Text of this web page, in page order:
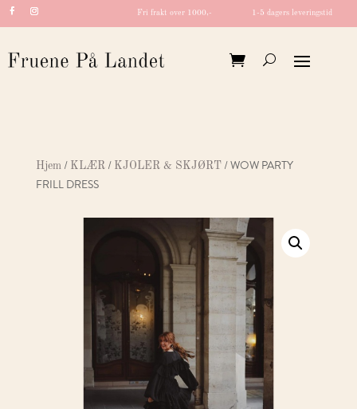
Fri frakt over 1000,- 1-5 dagers leveringstid
Hjem/ KLÆR/ KJOLER & SKJØRT/ WOW PARTY
FRILL DRESS